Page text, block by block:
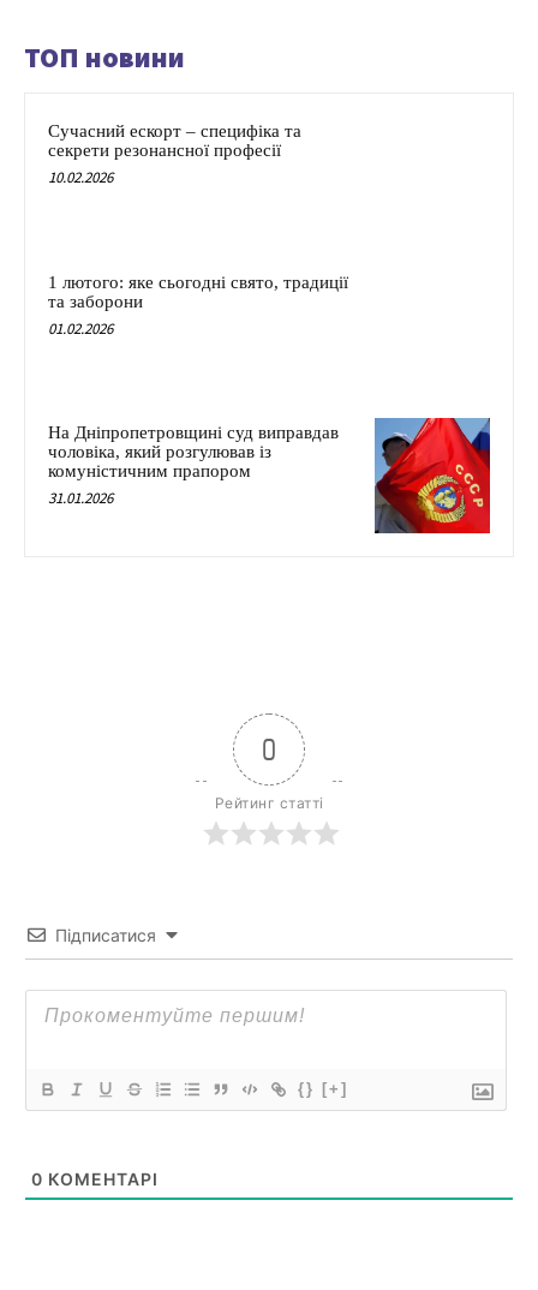
ТОП новини
Сучасний ескорт – специфіка та
секрети резонансної професії
10.02.2026
1 лютого: яке сьогодні свято, традиції
та заборони
01.02.2026
На Дніпропетровщині суд виправдав
чоловіка, який розгулював із
комуністичним прапором
31.01.2026
0
Рейтинг статті
Підписатися
{} [+]
0 КОМЕНТАРІ